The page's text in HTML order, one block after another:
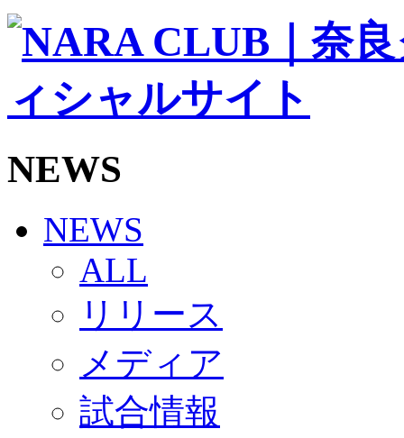
バモス
チアダンススクール
ボランティアチーム「volundeer」
ビクトリーロード
HOMEGAME
観戦ルール＆マナー
Jリーグ運営管理規定
写真・動画使用ガイドライン
SCHEDULE
2026/27
練習見学時のファンサービスについて
TICKET
奈良クラブ明治安田J3リーグ2026/27シーズン試
奈良クラブ明治安田Ｊ3リーグ 2026/27シーズン「
観戦ルール＆マナー
2026/27ファンコミュニティ
サポートショップ
GOODS
オフィシャルストア（実店舗）
オンラインストア
NEWS
NEWS
ALL
リリース
メディア
試合情報